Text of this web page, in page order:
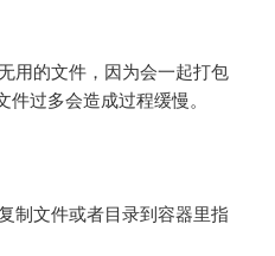
用的文件，因为会一起打包
过多会造成过程缓慢。
制文件或者目录到容器里指